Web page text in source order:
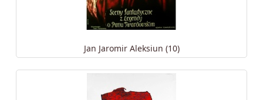
Jan Jaromir Aleksiun (10)